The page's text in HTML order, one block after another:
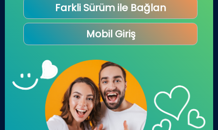
Farkli Sürüm ile Bağlan
Mobil Giriş